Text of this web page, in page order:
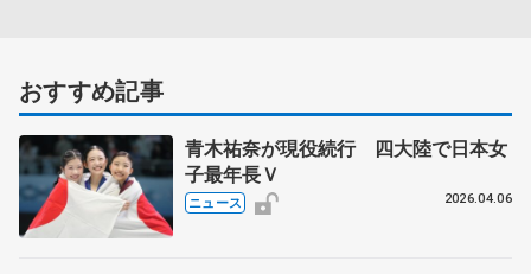
おすすめ記事
青木祐奈が現役続行 四大陸で日本女
子最年長Ｖ
ニュース 2026.04.06